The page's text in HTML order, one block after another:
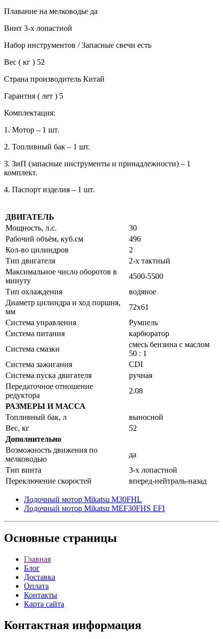
Плавание на мелководье да
Винт 3-х лопастной
Набор инструментов / Запасные свечи есть
Вес ( кг ) 52
Страна производитель Китай
Гарантия ( лет ) 5
Комплектация:
1. Мотор – 1 шт.
2. Топливный бак – 1 шт.
3. ЗиП (запасные инструменты и принадлежности) – 1
комплект.
4. Паспорт изделия – 1 шт.
ДВИГАТЕЛЬ
Мощность, л.с.
30
Рабочий объём, куб.см
496
Кол-во цилиндров
2
Тип двигателя
2-х тактный
Максимальное число оборотов в
минуту
4500-5500
Тип охлаждения
водяное
Диаметр цилиндра и ход поршня,
мм
72x61
Система управления
Румпель
Система питания
карбюратор
Система смазки
смесь бензина с маслом
50 : 1
Система зажигания
CDI
Система пуска двигателя
ручная
Передаточное отношение
редуктора
2.08
РАЗМЕРЫ И МАССА
Топливный бак, л
выносной
Вес, кг
52
Дополнительно
Возможность движения по
мелководью
да
Тип винта
3-х лопастной
Переключение скоростей
вперед-нейтраль-назад
Лодочный мотор Mikatsu M30FHL
Лодочный мотор Mikatsu MEF30FHS EFI
Основные страницы
Главная
Блог
Доставка
Оплата
Контакты
Карта сайта
Контактная информация